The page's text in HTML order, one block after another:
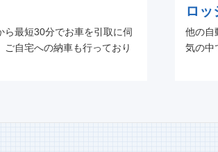
最短30分でお車を引取に伺
自宅への納車も行っており
ロッ
他の自
気の中